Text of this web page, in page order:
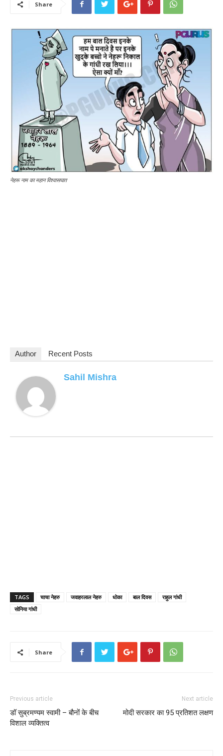
Share
नेहरू नाम का महान विश्वासघात
Author Recent Posts
Sahil Mishra
TAGS चाचा नेहरु जवाहरलाल नेहरु धोका बाल दिवस
राहुल गांधी
सोनिया गांधी
Share
Previous article
डॉ सुब्रमण्यम स्वामी – बौनों के बीच
विशाल व्यक्तित्व
Next article
मोदी सरकार का 95 प्रतिशत लक्षण